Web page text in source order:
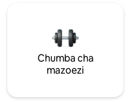
Chumba cha
mazoezi